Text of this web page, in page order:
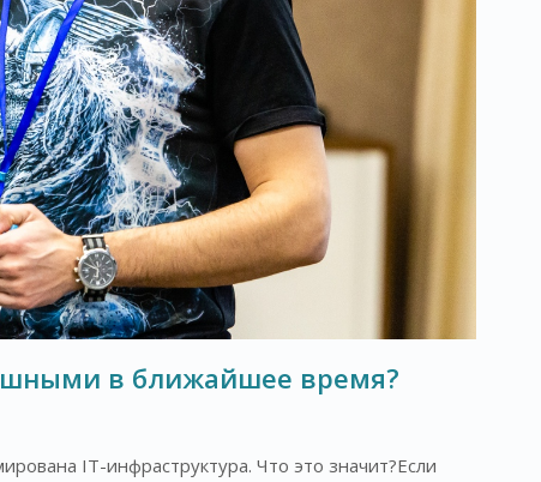
в ближайшее время?
IT-инфраструктура. Что это значит?Если